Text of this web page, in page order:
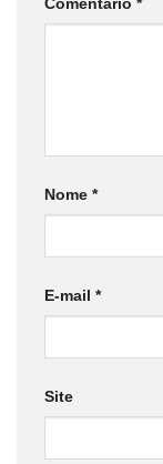
Nome *
E-mail *
Site